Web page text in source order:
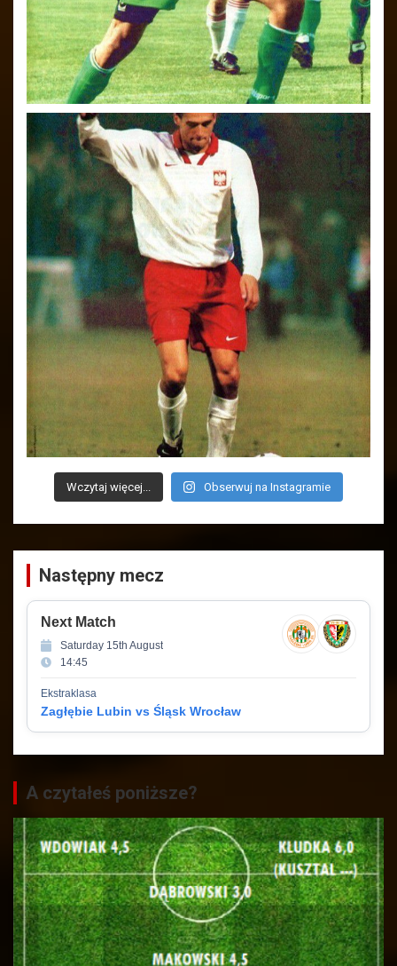
Wczytaj więcej... Obserwuj na Instagramie
Następny mecz
Next Match
Saturday 15th August
14:45
Ekstraklasa
Zagłębie Lubin vs Śląsk Wrocław
A czytałeś poniższe?